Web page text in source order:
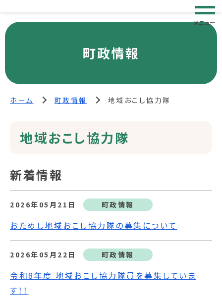
メニュー
町政情報
ホーム 町政情報 地域おこし協力隊
地域おこし協力隊
新着情報
2026年05月21日 町政情報
おためし地域おこし協力隊の募集について
2026年05月22日 町政情報
令和8年度 地域おこし協力隊員を募集していま
す！！